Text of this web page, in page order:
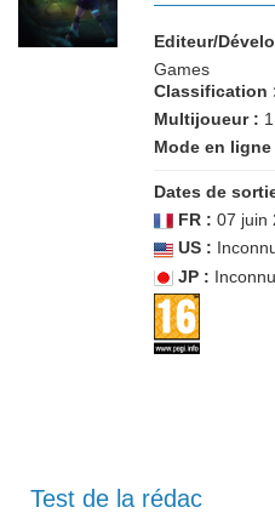
Editeur/
Games
Classification
Multijoueur :
Mode en ligne
Dates de
FR : 07 juin
US :
JP :
Test de la rédac